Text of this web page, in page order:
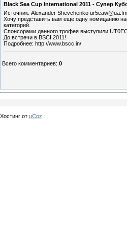
Black Sea Cup International 2011 - Супер
Источник: Alexander Shevchenko ur5eaw@ua.fm
Хочу представить вам еще одну номицанию
категорий.
Спонсорами данного трофея выступили
До встречи в BSCI 2011!
Подробнее: http://www.bscc.in/
Всего комментариев: 0
Хостинг от uCoz